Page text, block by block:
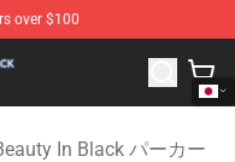
over $100
Beauty In Black
In Black パーカー